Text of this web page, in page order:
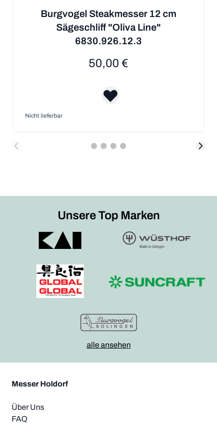
Burgvogel Steakmesser 12 cm
Sägeschliff "Oliva Line"
6830.926.12.3
50,00 €
Nicht lieferbar
Unsere Top Marken
alle ansehen
Messer Holdorf
Über Uns
FAQ